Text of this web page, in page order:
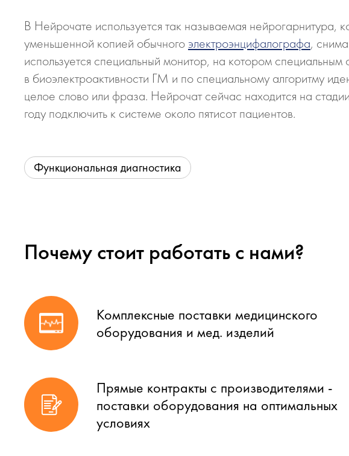
В Нейрочате используется так называемая нейрогарнитура,
уменьшенной копией обычного электроэнцифалографа,
используется специальный монитор, на котором
в биоэлектроактивности ГМ и по специальному алгоритму
целое слово или фраза. Нейрочат сейчас находится на
году подключить к системе около пятисот пациентов.
Функциональная диагностика
Почему стоит работать с нами?
Комплексные поставки медицинского
оборудования и мед. изделий
Прямые контракты с производителями -
поставки оборудования на оптимальных
условиях